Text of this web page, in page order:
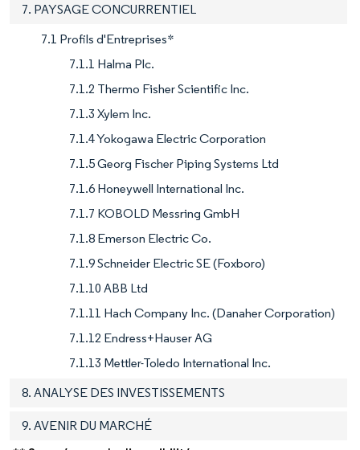
7. PAYSAGE CONCURRENTIEL
7.1 Profils d'Entreprises*
7.1.1 Halma Plc.
7.1.2 Thermo Fisher Scientific Inc.
7.1.3 Xylem Inc.
7.1.4 Yokogawa Electric Corporation
7.1.5 Georg Fischer Piping Systems Ltd
7.1.6 Honeywell International Inc.
7.1.7 KOBOLD Messring GmbH
7.1.8 Emerson Electric Co.
7.1.9 Schneider Electric SE (Foxboro)
7.1.10 ABB Ltd
7.1.11 Hach Company Inc. (Danaher Corporation)
7.1.12 Endress+Hauser AG
7.1.13 Mettler-Toledo International Inc.
8. ANALYSE DES INVESTISSEMENTS
9. AVENIR DU MARCHÉ